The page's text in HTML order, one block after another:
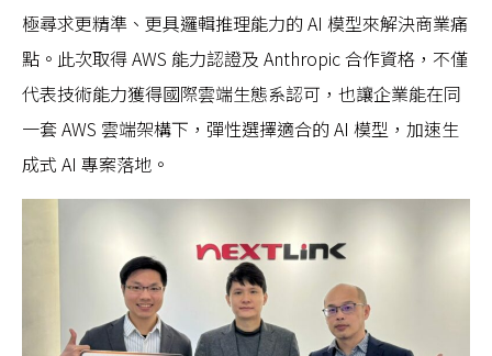
極尋求更精準、更具邏輯推理能力的 AI 模型來解決商業痛
點。此次取得 AWS 能力認證及 Anthropic 合作資格，不僅
代表技術能力獲得國際雲端生態系認可，也讓企業能在同
一套 AWS 雲端架構下，彈性選擇適合的 AI 模型，加速生
成式 AI 專案落地。